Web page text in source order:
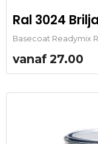
Ral 3024
Basecoat Readymix
vanaf 27.00